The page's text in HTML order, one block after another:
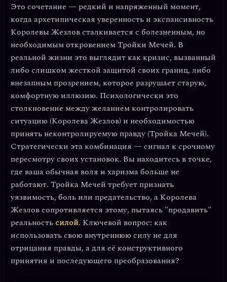
Это сочетание — редкий и напряженный момент,
когдаархетипическая уверенность и экспансивность
Королевы Жезлов сталкивается с болезненным, но
необходимым откровением Тройки Мечей. В
реальной жизни это выглядит как кризис, вызванный
либо слишком жесткой защитой своих границ, либо
внезапным прозрением, которое разрушает старую,
комфортную иллюзию. Психологически это
столкновение между желанием контролировать
ситуацию (Королева Жезлов) и необходимостью
принять неконтролируемую правду (Тройка Мечей).
Стратегически эта комбинация — сигнал ксрочному
пересмотру своих установок. Вы находитесь в точке,
где ваша обычная воля и харизма больше не
работают. Тройка Мечей требует признать
уязвимость, боль или предательство, а Королева
Жезлов сопротивляется этому, пытаясь "продавить"
реальностьсилой. Ключевой вопрос: как
использовать свою внутреннюю силу не для
отрицания правды, а для её конструктивного
принятия и последующего преобразования?